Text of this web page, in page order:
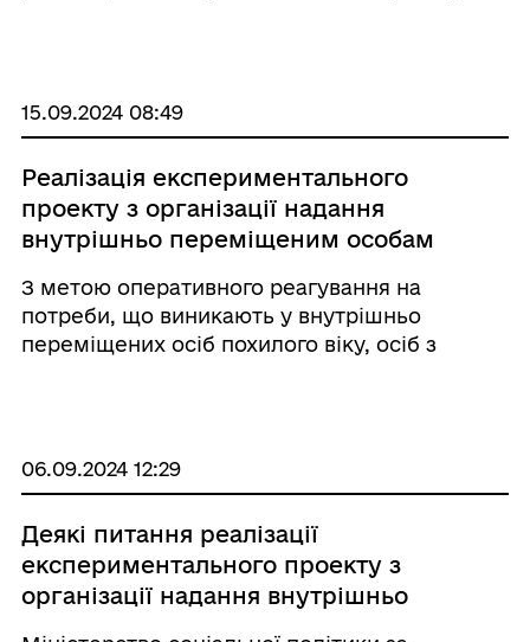
15.09.2024 08:49
Реалізація експериментального
проекту з організації надання
внутрішньо переміщеним особам
соціальних послуг стаціонарного
догляду, підтриманого проживання
за принципом “гроші ходять за
З метою оперативного реагування на
потреби, що виникають у внутрішньо
переміщених осіб похилого віку, осіб з
2024 року No 888 ,, ...
06.09.2024 12:29
Деякі питання реалізації
експериментального проекту з
організації надання внутрішньо